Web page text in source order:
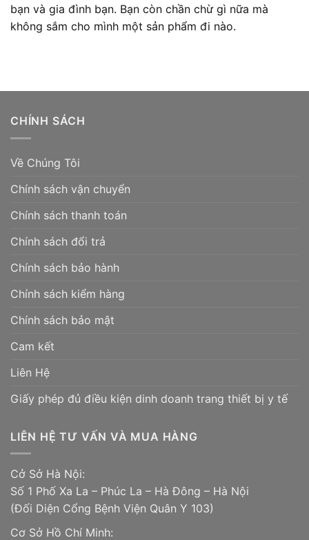
bạn và gia đình bạn. Bạn còn chần chừ gì nữa mà
không sắm cho mình một sản phẩm đi nào.
CHÍNH SÁCH
Về Chúng Tôi
Chính sách vận chuyển
Chính sách thanh toán
Chính sách đổi trả
Chính sách bảo hành
Chính sách kiểm hàng
Chính sách bảo mật
Cam kết
Liên Hệ
Giấy phép đủ điều kiện dinh doanh trang thiết bị y tế
LIÊN HỆ TƯ VẤN VÀ MUA HÀNG
Cở Sở Hà Nội:
Số 1 Phố Xa La – Phúc La – Hà Đông – Hà Nội
(Đối Diện Cổng Bệnh Viện Quân Y 103)
Cơ Sở Hồ Chí Minh: